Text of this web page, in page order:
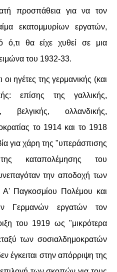
προσπάθεια για να τον
εκατομμυρίων εργατών,
ό,τι θα είχε χυθεί σε μια
του 1932-33.
ηγέτες της γερμανικής (και
επίσης της γαλλικής,
βελγικής, ολλανδικής,
το 1914 και το 1918
για χάρη της "υπεράσπισης
καταπολέμησης του
την αποδοχή των
Α' Παγκοσμίου Πολέμου και
Γερμανών εργατών τον
του 1919 ως "μικρότερα
των σοσιαλδημοκρατών
έγκειται στην απόρριψη της